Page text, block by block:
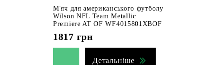
М'яч для американського футболу
Wilson NFL Team Metallic
Premiere AT OF WF4015801XBOF
1817 грн
Детальніше